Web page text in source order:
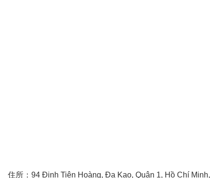
住所：94 Đinh Tiên Hoàng, Đa Kao, Quận 1, Hồ Chí Minh,